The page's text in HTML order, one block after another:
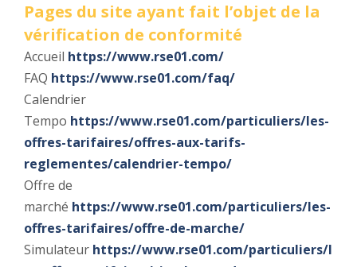
Pages du site ayant fait l’objet de la
vérification de conformité
Accueil https://www.rse01.com/
FAQ https://www.rse01.com/faq/
Calendrier
Tempo https://www.rse01.com/particuliers/les-
offres-tarifaires/offres-aux-tarifs-
reglementes/calendrier-tempo/
Offre de
marché https://www.rse01.com/particuliers/les-
offres-tarifaires/offre-de-marche/
Simulateur https://www.rse01.com/particuliers/l